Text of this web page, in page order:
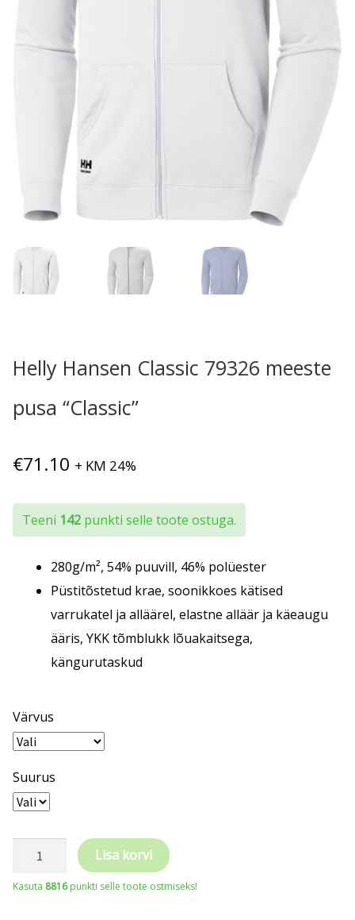
Helly Hansen Classic 79326 meeste
pusa “Classic”
€71.10 + KM 24%
Teeni 142 punkti selle toote ostuga.
280g/m², 54% puuvill, 46% polüester
Püstitõstetud krae, soonikkoes kätised
varrukatel ja alläärel, elastne alläär ja käeaugu
ääris, YKK tõmblukk lõuakaitsega,
kängurutaskud
Värvus
Suurus
Helly
Lisa korvi
Kasuta 8816punkti selle toote ostmiseks!